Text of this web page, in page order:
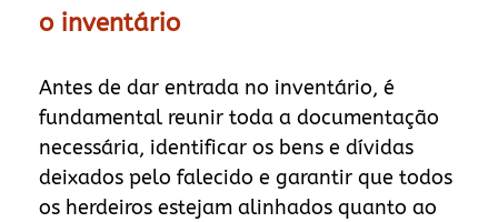
o inventário
Antes de dar entrada no inventário, é
fundamental reunir toda a documentação
necessária, identificar os bens e dívidas
deixados pelo falecido e garantir que todos
os herdeiros estejam alinhados quanto ao